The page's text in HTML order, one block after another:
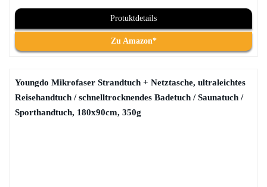
Protuktdetails
Zu Amazon*
Youngdo Mikrofaser Strandtuch + Netztasche, ultraleichtes
Reisehandtuch / schnelltrocknendes Badetuch / Saunatuch /
Sporthandtuch, 180x90cm, 350g